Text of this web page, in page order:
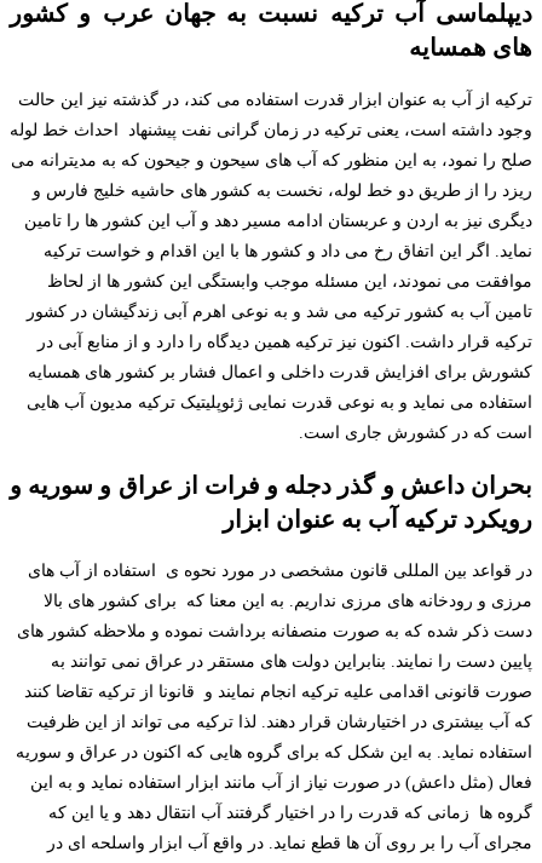
دیپلماسی آب ترکیه نسبت به جهان عرب و کشور
های همسایه
ترکیه از آب به عنوان ابزار قدرت استفاده می کند، در گذشته نیز این حالت
وجود داشته است، یعنی ترکیه در زمان گرانی نفت پیشنهاد احداث خط لوله
صلح را نمود، به این منظور که آب های سیحون و جیحون که به مدیترانه می
ریزد را از طریق دو خط لوله، نخست به کشور های حاشیه خلیج فارس و
دیگری نیز به اردن و عربستان ادامه مسیر دهد و آب این کشور ها را تامین
نماید. اگر این اتفاق رخ می داد و کشور ها با این اقدام و خواست ترکیه
موافقت می نمودند، این مسئله موجب وابستگی این کشور ها از لحاظ
تامین آب به کشور ترکیه می شد و به نوعی اهرم آبی زندگیشان در کشور
ترکیه قرار داشت. اکنون نیز ترکیه همین دیدگاه را دارد و از منابع آبی در
کشورش برای افزایش قدرت داخلی و اعمال فشار بر کشور های همسایه
استفاده می نماید و به نوعی قدرت نمایی ژئوپلیتیک ترکیه مدیون آب هایی
است که در کشورش جاری است.
بحران داعش و گذر دجله و فرات از عراق و سوریه و
رویکرد ترکیه آب به عنوان ابزار
در قواعد بین المللی قانون مشخصی در مورد نحوه ی استفاده از آب های
مرزی و رودخانه های مرزی نداریم. به این معنا که برای کشور های بالا
دست ذکر شده که به صورت منصفانه برداشت نموده و ملاحظه کشور های
پایین دست را نمایند. بنابراین دولت های مستقر در عراق نمی توانند به
صورت قانونی اقدامی علیه ترکیه انجام نمایند و قانونا از ترکیه تقاضا کنند
که آب بیشتری در اختیارشان قرار دهند. لذا ترکیه می تواند از این ظرفیت
استفاده نماید. به این شکل که برای گروه هایی که اکنون در عراق و سوریه
فعال (مثل داعش) در صورت نیاز از آب مانند ابزار استفاده نماید و به این
گروه ها زمانی که قدرت را در اختیار گرفتند آب انتقال دهد و یا این که
مجرای آب را بر روی آن ها قطع نماید. در واقع آب ابزار واسلحه ای در